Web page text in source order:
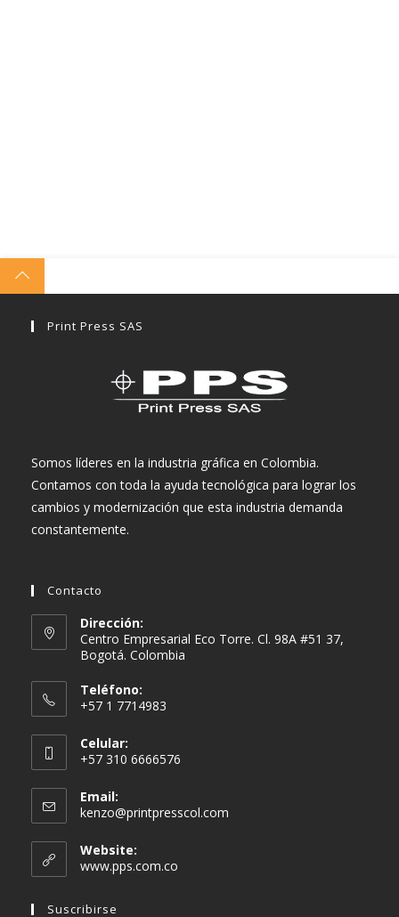
Print Press SAS
Somos líderes en la industria gráfica en Colombia.
Contamos con toda la ayuda tecnológica para lograr los
cambios y modernización que esta industria demanda
constantemente.
Contacto
Dirección:
Centro Empresarial Eco Torre. Cl. 98A #51 37,
Bogotá. Colombia
Teléfono:
+57 1 7714983
Celular:
+57 310 6666576
Email:
kenzo@printpresscol.com
Website:
www.pps.com.co
Suscribirse